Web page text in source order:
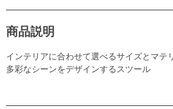
商品説明
インテリアに合わせて選べるサイズとマテ
多彩なシーンをデザインするスツール